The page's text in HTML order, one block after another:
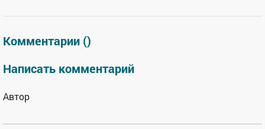
Комментарии ()
Написать комментарий
Автор